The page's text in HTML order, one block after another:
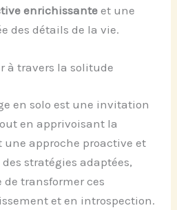
enrichissanteet une
des détails de la vie.
à travers la solitude
en solo est une invitation
en apprivoisant la
une approche proactive et
stratégies adaptées,
de transformer ces
et en introspection.